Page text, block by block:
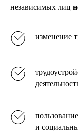
независимых лиц
изменение
и